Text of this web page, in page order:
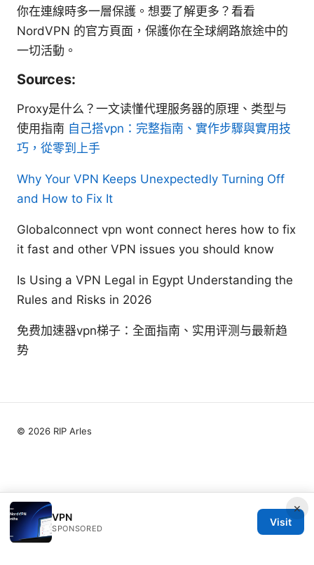
你在連線時多一層保護。想要了解更多？看看
NordVPN 的官方頁面，保護你在全球網路旅途中的
一切活動。
Sources:
Proxy是什么？一文读懂代理服务器的原理、类型与
使用指南 自己搭vpn：完整指南、實作步驟與實用技
巧，從零到上手
Why Your VPN Keeps Unexpectedly Turning Off
and How to Fix It
Globalconnect vpn wont connect heres how to fix
it fast and other VPN issues you should know
Is Using a VPN Legal in Egypt Understanding the
Rules and Risks in 2026
免费加速器vpn梯子：全面指南、实用评测与最新趋
势
×
VPN
SPONSORED
Visit
© 2026 RIP Arles